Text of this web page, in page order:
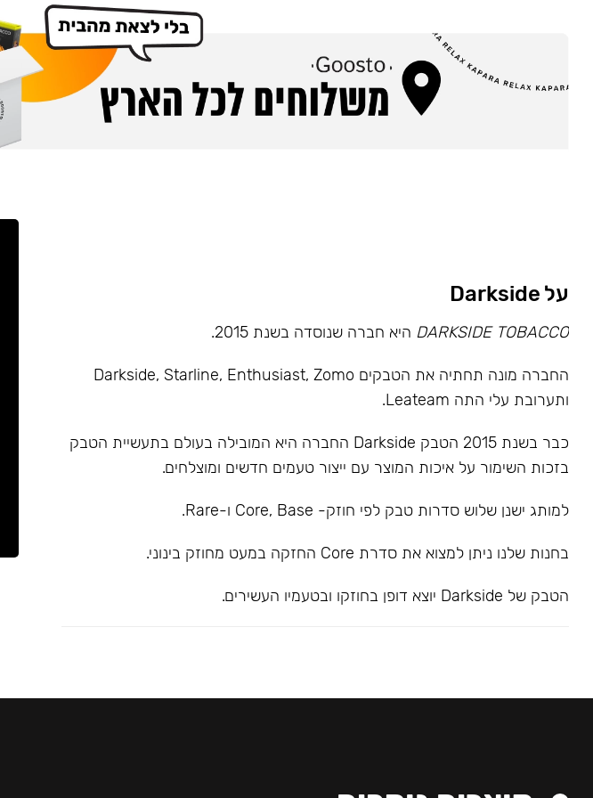
על Darkside
DARKSIDE TOBACCO היא חברה שנוסדה בשנת 2015.
החברה מונה תחתיה את הטבקים Darkside, Starline, Enthusiast, Zomo
ותערובת עלי התה Leateam.
כבר בשנת 2015 הטבק Darkside החברה היא המובילה בעולם בתעשיית הטבק
בזכות השימור על איכות המוצר עם ייצור טעמים חדשים ומוצלחים.
למותג ישנן שלוש סדרות טבק לפי חוזק- Core, Base ו-Rare.
בחנות שלנו ניתן למצוא את סדרת Core החזקה במעט מחוזק בינוני.
הטבק של Darkside יוצא דופן בחוזקו ובטעמיו העשירים.